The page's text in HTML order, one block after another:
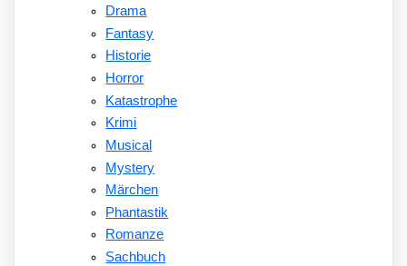
Drama
Fantasy
Historie
Horror
Katastrophe
Krimi
Musical
Mystery
Märchen
Phantastik
Romanze
Sachbuch